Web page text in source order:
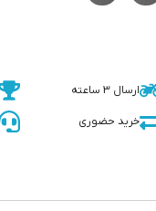
ارسال 3 ساعته
خرید حضوری